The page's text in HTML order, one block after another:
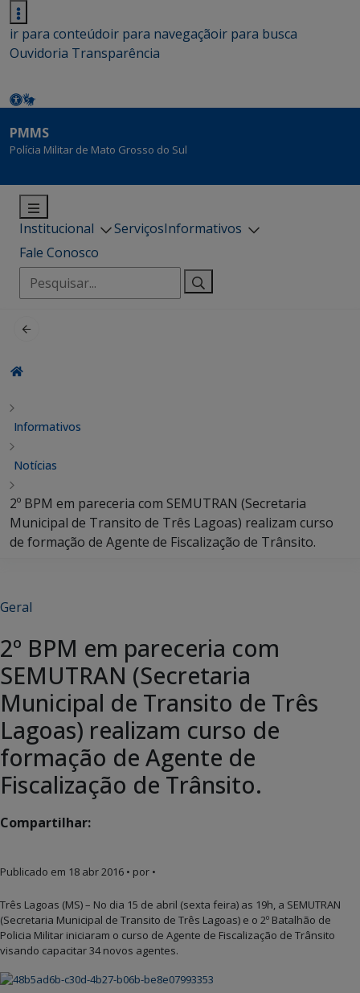
ir para conteúdoir para navegaçãoir para busca
Ouvidoria Transparência
PMMS
Polícia Militar de Mato Grosso do Sul
Institucional ServiçosInformativos
Fale Conosco
Pesquisar
por:
Informativos
Notícias
2º BPM em pareceria com SEMUTRAN (Secretaria
Municipal de Transito de Três Lagoas) realizam curso
de formação de Agente de Fiscalização de Trânsito.
Geral
2º BPM em pareceria com
SEMUTRAN (Secretaria
Municipal de Transito de Três
Lagoas) realizam curso de
formação de Agente de
Fiscalização de Trânsito.
Compartilhar:
Publicado em 18 abr 2016 • por •
Três Lagoas (MS) – No dia 15 de abril (sexta feira) as 19h, a SEMUTRAN
(Secretaria Municipal de Transito de Três Lagoas) e o 2º Batalhão de
Policia Militar iniciaram o curso de Agente de Fiscalização de Trânsito
visando capacitar 34 novos agentes.